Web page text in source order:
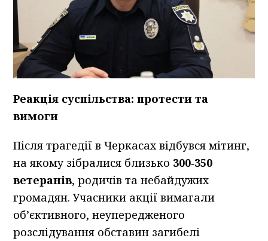
Реакція суспільства: протести та
вимоги
Після трагедії в Черкасах відбувся мітинг,
на якому зібралися близько 300‑350
ветеранів, родичів та небайдужих
громадян. Учасники акції вимагали
об’єктивного, неупередженого
розслідування обставин загибелі